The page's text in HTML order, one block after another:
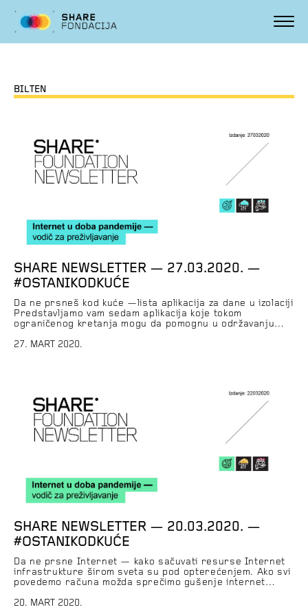
BILTEN
SHARE NEWSLETTER — 27.03.2020. —
#OSTANIKODKUĆE
Da ne prsneš kod kuće —lista aplikacija za dane u izolaciji
Predstavljamo vam sedam aplikacija koje tokom
ograničenog kretanja mogu da pomognu u održavanju
otvorenog koda iz F-droid kataloga, alternative Play
27. MART 2020.
SHARE NEWSLETTER — 20.03.2020. —
#OSTANIKODKUĆE
Da ne prsne Internet — kako sačuvati resurse Internet
infrastrukture širom sveta su pod opterećenjem. Ako svi
povedemo računa možda sprečimo gušenje internet
servisa, ili čak potpuni prekid veze. Kako se
20. MART 2020.